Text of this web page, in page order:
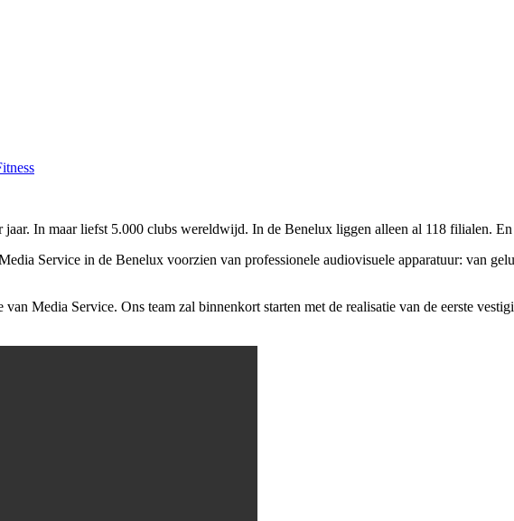
In maar liefst 5.000 clubs wereldwijd. In de Benelux liggen alleen al 118 filialen. En
Service in de Benelux voorzien van professionele audiovisuele apparatuur: van
Media Service. Ons team zal binnenkort starten met de realisatie van de eerste